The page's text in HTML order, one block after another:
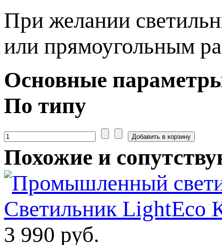
При желании
или прямоугольным
Основные
По типу
Похожие и
Светильник LightEco
3 990 руб.